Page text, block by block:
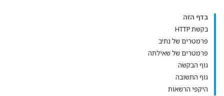
בדף הזה
בקשת HTTP
פרמטרים של נתיב
פרמטרים של שאילתה
גוף הבקשה
גוף התשובה
היקפי הרשאות